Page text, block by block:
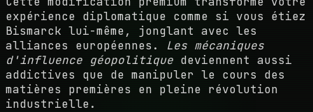
expérience diplomatique comme si vous étiez
Bismarck lui-même, jonglant avec les
alliances européennes. Les mécaniques
d'influence géopolitique deviennent aussi
addictives que de manipuler le cours des
matières premières en pleine révolution
industrielle.